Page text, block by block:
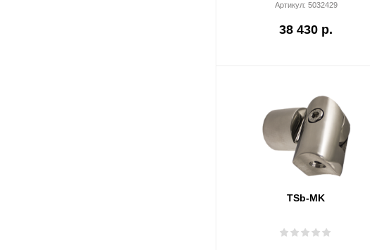
Артикул: 5032429
38 430 р.
TSb-MK